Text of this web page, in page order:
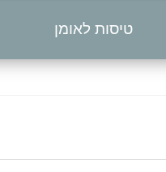
טיסות לאומן